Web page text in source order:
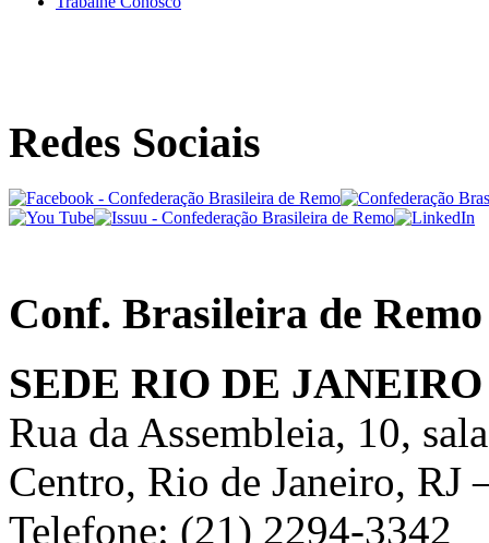
Redes Sociais
Conf. Brasileira de Remo
SEDE RIO DE JANEIRO
Rua da Assembleia, 10,
Centro, Rio de Janeiro, RJ
Telefone: (21) 2294-3342